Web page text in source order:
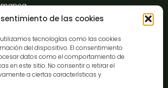
de las cookies
tecnologías como las cookies
del dispositivo. El consentimiento
datos como el comportamiento de
en este sitio. No consentir o retirar el
a ciertas características y
25